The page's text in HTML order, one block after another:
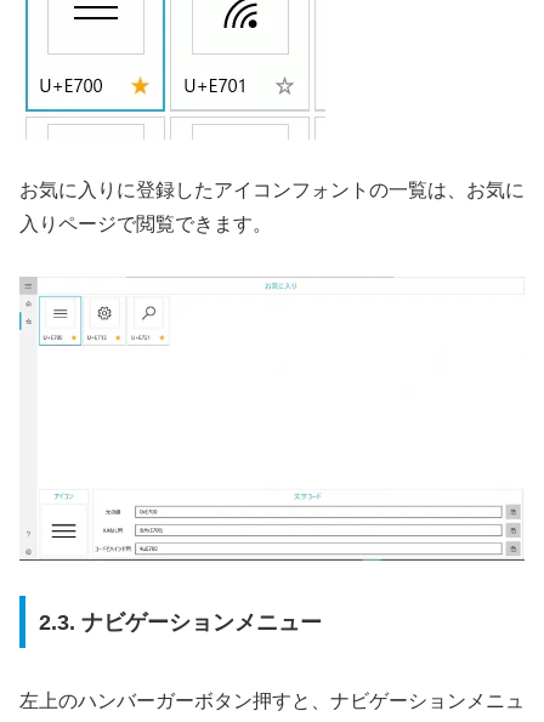
お気に入りに登録したアイコンフォントの一覧は、お気に
入りページで閲覧できます。
2.3. ナビゲーションメニュー
左上のハンバーガーボタン押すと、ナビゲーションメニュ